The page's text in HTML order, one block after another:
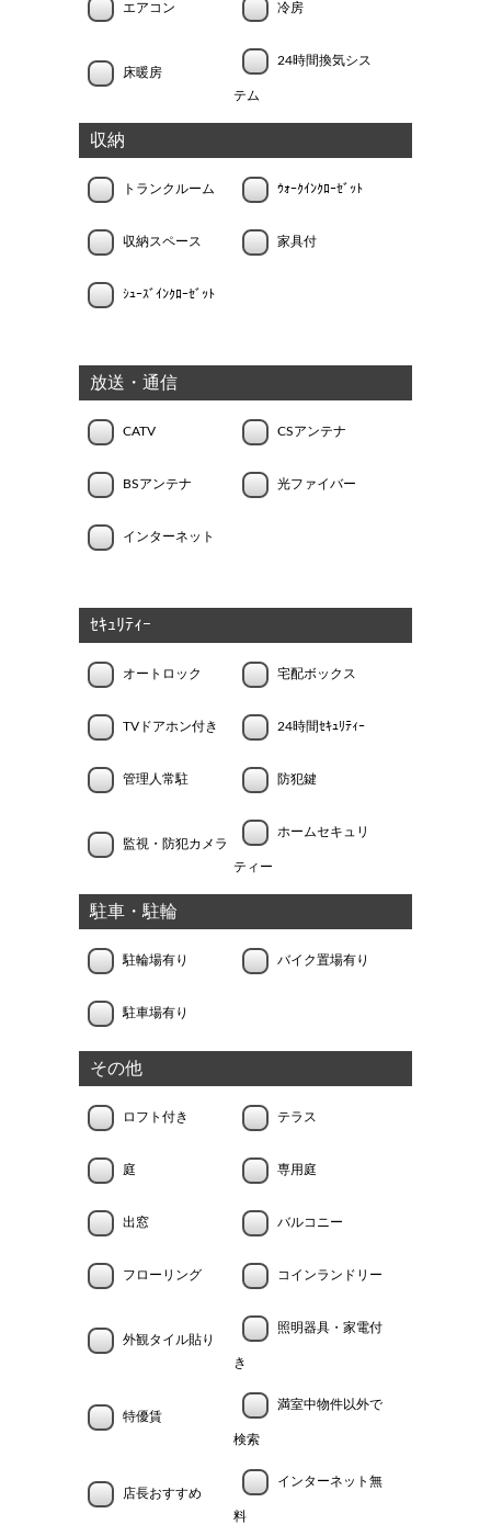
エアコン 冷房
床暖房
24時間換気シス
テム
収納
トランクルーム ｳｫｰｸｲﾝｸﾛｰｾﾞｯﾄ
収納スペース 家具付
ｼｭｰｽﾞｲﾝｸﾛｰｾﾞｯﾄ
放送・通信
CATV CSアンテナ
BSアンテナ 光ファイバー
インターネット
ｾｷｭﾘﾃｨｰ
オートロック 宅配ボックス
TVドアホン付き 24時間ｾｷｭﾘﾃｨｰ
管理人常駐 防犯鍵
監視・防犯カメラ
ホームセキュリ
ティー
駐車・駐輪
駐輪場有り バイク置場有り
駐車場有り
その他
ロフト付き テラス
庭 専用庭
出窓 バルコニー
フローリング コインランドリー
外観タイル貼り
照明器具・家電付
き
特優賃
満室中物件以外で
検索
店長おすすめ
インターネット無
料